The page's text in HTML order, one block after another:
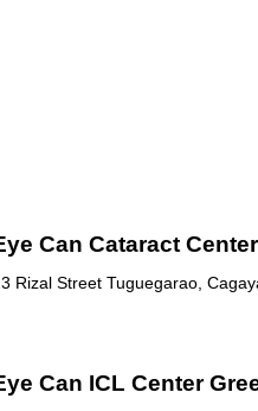
Can Cataract
Rizal Street Tuguegarao,
Can ICL Center